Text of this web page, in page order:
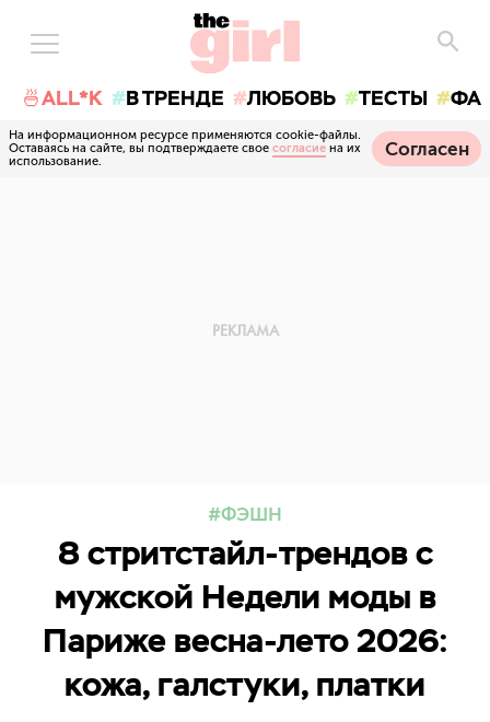
🍜ALL*K В ТРЕНДЕ ЛЮБОВЬ ТЕСТЫ
На информационном ресурсе применяются cookie-файлы.
Оставаясь на сайте, вы подтверждаете свое согласие на их
использование.
Согласен
ФЭШН
8 стритстайл-трендов с
мужской Недели моды в
Париже весна-лето 2026:
кожа, галстуки, платки